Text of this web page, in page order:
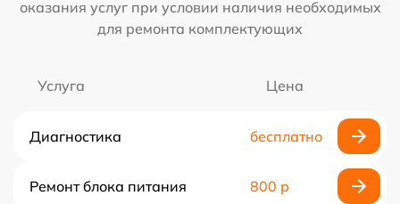
оказания услуг при условии наличия необходимых
для ремонта комплектующих
Услуга Цена
Диагностика бесплатно
Ремонт блока питания 800 р